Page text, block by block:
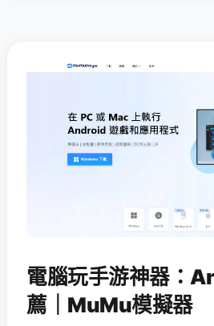
電腦玩手游神器：
薦｜MuMu模擬器